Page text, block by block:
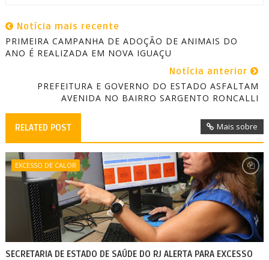
Notícia mais recente
PRIMEIRA CAMPANHA DE ADOÇÃO DE ANIMAIS DO
ANO É REALIZADA EM NOVA IGUAÇU
Notícia anterior
PREFEITURA E GOVERNO DO ESTADO ASFALTAM
AVENIDA NO BAIRRO SARGENTO RONCALLI
RELATED POST Mais sobre
EXCESSO DE CALOR
SECRETARIA DE ESTADO DE SAÚDE DO RJ ALERTA PARA EXCESSO